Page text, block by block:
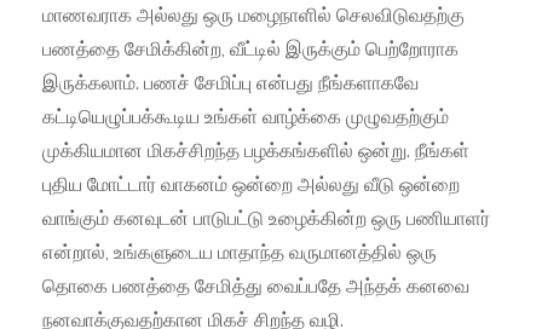
மாணவராக அல்லது ஒரு மழைநாளில் செலவிடுவதற்கு
பணத்தை சேமிக்கின்ற, வீட்டில் இருக்கும் பெற்றோராக
இருக்கலாம். பணச் சேமிப்பு என்பது நீங்களாகவே
கட்டியெழுப்பக்கூடிய உங்கள் வாழ்க்கை முழுவதற்கும்
முக்கியமான மிகச்சிறந்த பழக்கங்களில் ஒன்று. நீங்கள்
புதிய மோட்டார் வாகனம் ஒன்றை அல்லது வீடு ஒன்றை
வாங்கும் கனவுடன் பாடுபட்டு உழைக்கின்ற ஒரு பணியாளர்
என்றால், உங்களுடைய மாதாந்த வருமானத்தில் ஒரு
தொகை பணத்தை சேமித்து வைப்பதே அந்தக் கனவை
நனவாக்குவதற்கான மிகச் சிறந்த வழி.